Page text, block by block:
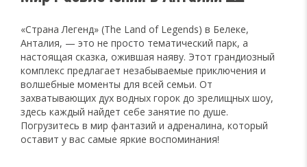
«Страна Легенд» (The Land of Legends) в Белеке,
Анталия, — это не просто тематический парк, а
настоящая сказка, ожившая наяву. Этот грандиозный
комплекс предлагает незабываемые приключения и
волшебные моменты для всей семьи. От
захватывающих дух водных горок до зрелищных шоу,
здесь каждый найдет себе занятие по душе.
Погрузитесь в мир фантазий и адреналина, который
оставит у вас самые яркие воспоминания!